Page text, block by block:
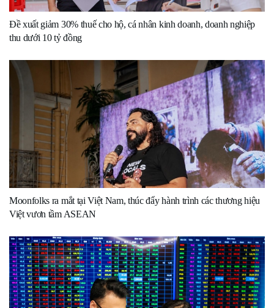
Đề xuất giảm 30% thuế cho hộ, cá nhân kinh doanh, doanh nghiệp
thu dưới 10 tỷ đồng
Moonfolks ra mắt tại Việt Nam, thúc đẩy hành trình các thương hiệu
Việt vươn tầm ASEAN